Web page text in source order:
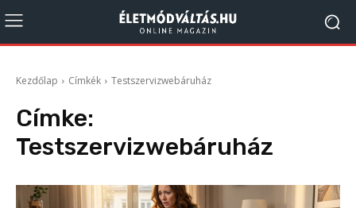
Kezdőlap Címkék Testszervizwebáruház
Címke:
Testszervizwebáruház